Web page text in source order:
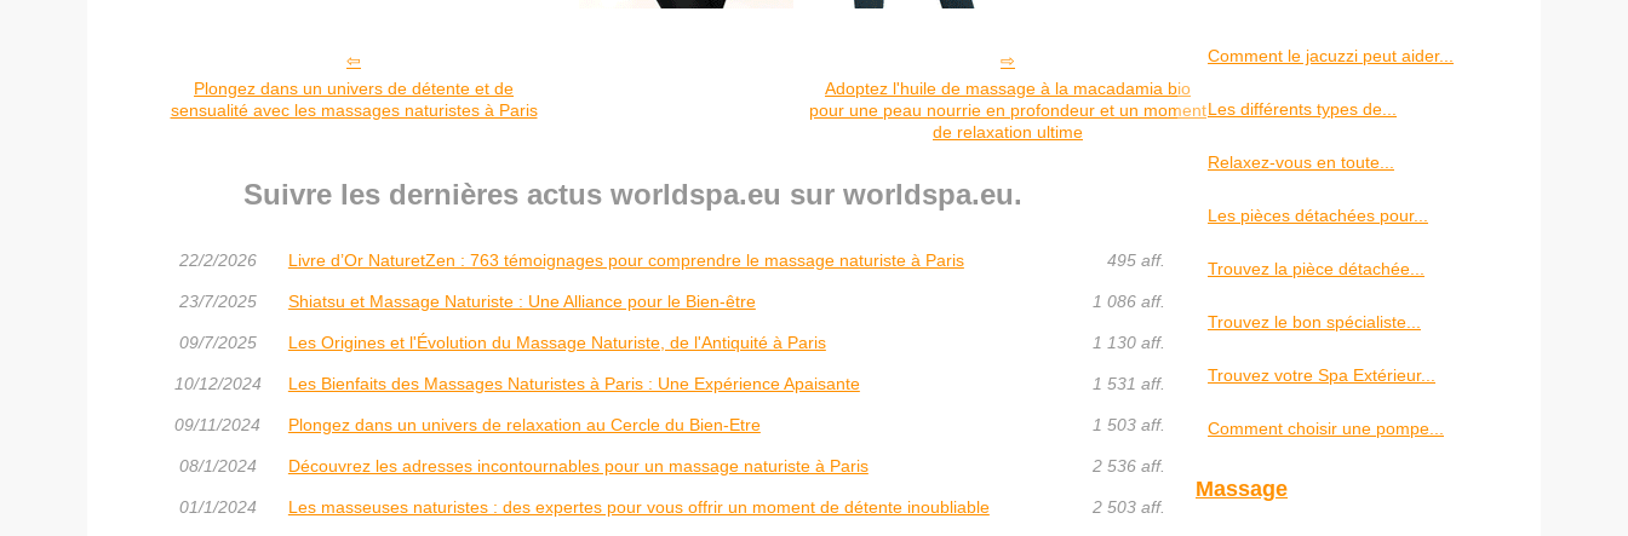
Plongez dans un univers de détente et de
sensualité avec les massages naturistes à Paris
Adoptez l'huile de massage à la macadamia bio
pour une peau nourrie en profondeur et un moment
de relaxation ultime
Suivre les dernières actus worldspa.eu sur worldspa.eu.
22/2/2026 Livre d’Or NaturetZen : 763 témoignages pour comprendre le massage naturiste à Paris 495 aff.
23/7/2025 Shiatsu et Massage Naturiste : Une Alliance pour le Bien-être 1 086 aff.
09/7/2025 Les Origines et l'Évolution du Massage Naturiste, de l'Antiquité à Paris 1 130 aff.
10/12/2024 Les Bienfaits des Massages Naturistes à Paris : Une Expérience Apaisante 1 531 aff.
09/11/2024 Plongez dans un univers de relaxation au Cercle du Bien-Etre 1 503 aff.
08/1/2024 Découvrez les adresses incontournables pour un massage naturiste à Paris 2 536 aff.
01/1/2024 Les masseuses naturistes : des expertes pour vous offrir un moment de détente inoubliable 2 503 aff.
Comment le jacuzzi peut aider...
Les différents types de...
Relaxez-vous en toute...
Les pièces détachées pour...
Trouvez la pièce détachée...
Trouvez le bon spécialiste...
Trouvez votre Spa Extérieur...
Comment choisir une pompe...
Massage